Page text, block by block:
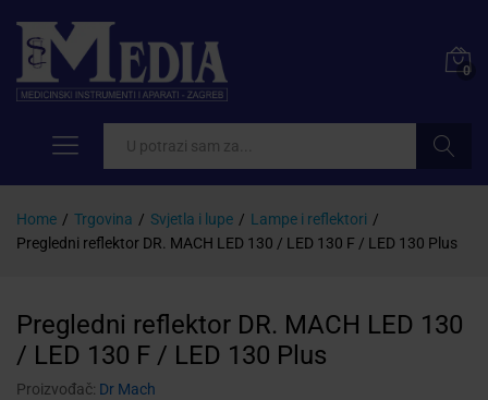
0
Home / Trgovina / Svjetla i lupe / Lampe i reflektori /
Pregledni reflektor DR. MACH LED 130 / LED 130 F / LED 130 Plus
Pregledni reflektor DR. MACH LED 130
/ LED 130 F / LED 130 Plus
Proizvođač: Dr Mach